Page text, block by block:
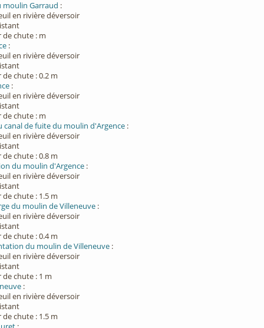
moulin Garraud :
en rivière déversoir
chute : m
:
en rivière déversoir
chute : 0.2 m
:
en rivière déversoir
chute : m
canal de fuite du moulin d'Argence :
en rivière déversoir
chute : 0.8 m
du moulin d'Argence :
en rivière déversoir
chute : 1.5 m
du moulin de Villeneuve :
en rivière déversoir
chute : 0.4 m
du moulin de Villeneuve :
en rivière déversoir
chute : 1 m
:
en rivière déversoir
chute : 1.5 m